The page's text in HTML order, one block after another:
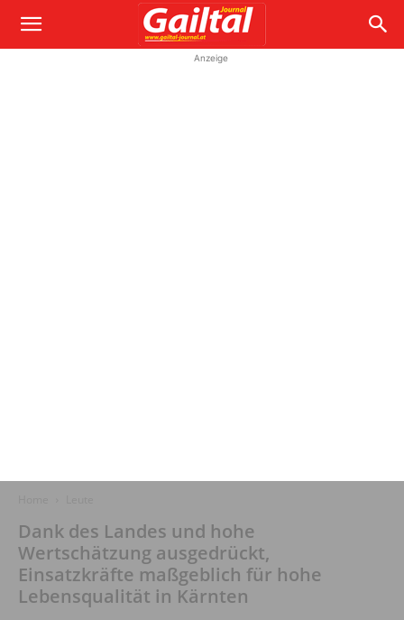
Anzeige
Dank des Landes und hohe
Wertschätzung ausgedrückt,
Einsatzkräfte maßgeblich für hohe
Lebensqualität in Kärnten